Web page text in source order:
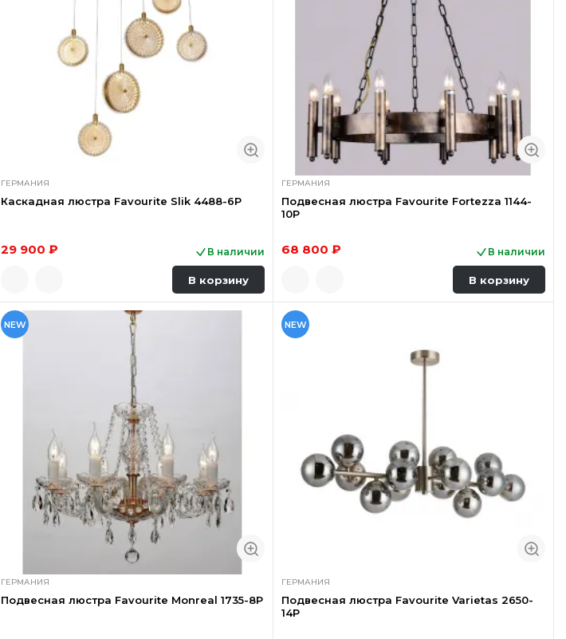
ГЕРМАНИЯ
Каскадная люстра Favourite Slik 4488-6P
29 900 ₽ В наличии
В корзину
ГЕРМАНИЯ
Подвесная люстра Favourite Fortezza 1144-
10P
68 800 ₽ В наличии
В корзину
NEW
ГЕРМАНИЯ
Подвесная люстра Favourite Monreal 1735-8P
NEW
ГЕРМАНИЯ
Подвесная люстра Favourite Varietas 2650-
14P